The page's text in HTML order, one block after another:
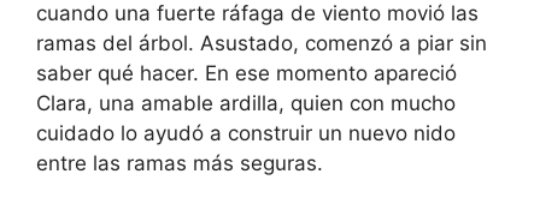
cuando una fuerte ráfaga de viento movió las
ramas del árbol. Asustado, comenzó a piar sin
saber qué hacer. En ese momento apareció
Clara, una amable ardilla, quien con mucho
cuidado lo ayudó a construir un nuevo nido
entre las ramas más seguras.